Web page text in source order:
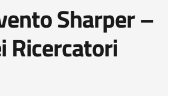
Sharper –
Ricercatori